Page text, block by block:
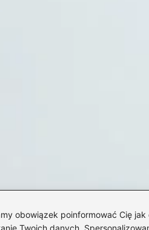
obowiązek poinformować Cię
Twoich danych.